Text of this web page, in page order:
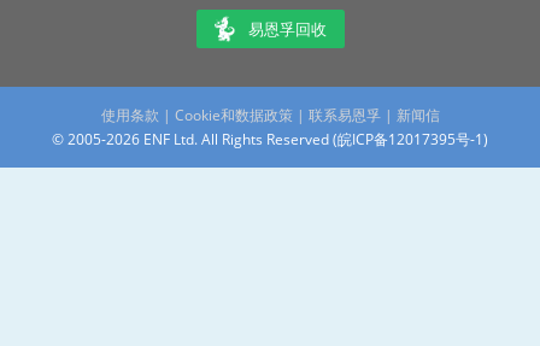
易恩孚回收
使用条款 | Cookie和数据政策| 联系易恩孚 | 新闻信
© 2005-2026 ENF Ltd. All Rights Reserved (皖ICP备12017395号-1)